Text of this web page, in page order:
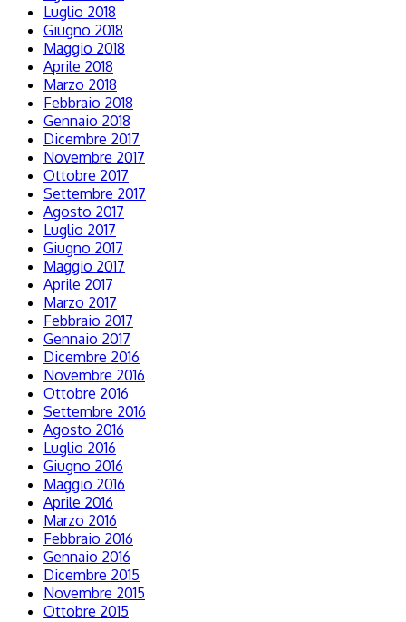
Luglio 2018
Giugno 2018
Maggio 2018
Aprile 2018
Marzo 2018
Febbraio 2018
Gennaio 2018
Dicembre 2017
Novembre 2017
Ottobre 2017
Settembre 2017
Agosto 2017
Luglio 2017
Giugno 2017
Maggio 2017
Aprile 2017
Marzo 2017
Febbraio 2017
Gennaio 2017
Dicembre 2016
Novembre 2016
Ottobre 2016
Settembre 2016
Agosto 2016
Luglio 2016
Giugno 2016
Maggio 2016
Aprile 2016
Marzo 2016
Febbraio 2016
Gennaio 2016
Dicembre 2015
Novembre 2015
Ottobre 2015